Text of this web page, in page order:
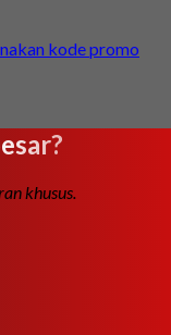
kode promo
khusus.